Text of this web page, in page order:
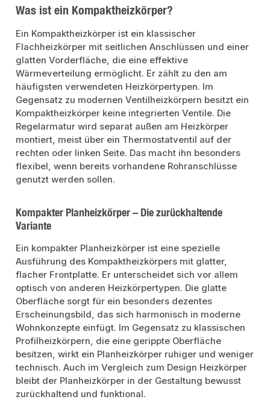
Kunststoffauflage ist die Installation besonders einfach. Die selbstdichtenden
Blind- und Entlüftungsstopfen aus vernickeltem Messing sorgen für eine
Was ist ein Kompaktheizkörper?
Ein Kompaktheizkörper ist ein klassischer
Flachheizkörper mit seitlichen Anschlüssen und einer
glatten Vorderfläche, die eine effektive
Wärmeverteilung ermöglicht. Er zählt zu den am
häufigsten verwendeten Heizkörpertypen. Im
Gegensatz zu modernen Ventilheizkörpern besitzt ein
Kompaktheizkörper keine integrierten Ventile. Die
Regelarmatur wird separat außen am Heizkörper
montiert, meist über ein Thermostatventil auf der
rechten oder linken Seite. Das macht ihn besonders
flexibel, wenn bereits vorhandene Rohranschlüsse
genutzt werden sollen.
Kompakter Planheizkörper – Die zurückhaltende
Variante
Ein kompakter Planheizkörper ist eine spezielle
Ausführung des Kompaktheizkörpers mit glatter,
flacher Frontplatte. Er unterscheidet sich vor allem
optisch von anderen Heizkörpertypen. Die glatte
Oberfläche sorgt für ein besonders dezentes
Erscheinungsbild, das sich harmonisch in moderne
Wohnkonzepte einfügt. Im Gegensatz zu klassischen
Profilheizkörpern, die eine gerippte Oberfläche
besitzen, wirkt ein Planheizkörper ruhiger und weniger
technisch. Auch im Vergleich zum Design Heizkörper
bleibt der Planheizkörper in der Gestaltung bewusst
zurückhaltend und funktional.